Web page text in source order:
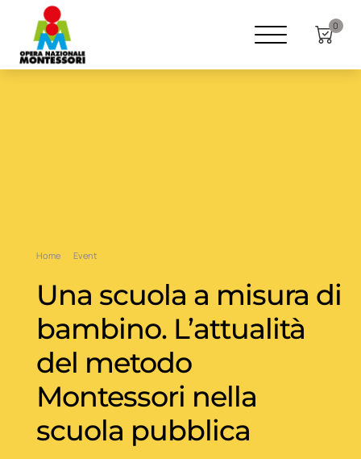
0
Home Event
Una scuola a misura di
bambino. L’attualità
del metodo
Montessori nella
scuola pubblica